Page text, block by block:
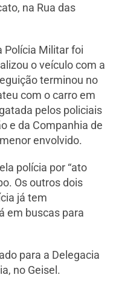
na Rua das
Polícia Militar foi
o veículo com a
terminou no
com o carro em
pelos policiais
e da Companhia de
envolvido.
polícia por “ato
Os outros dois
já tem
em buscas para
para a Delegacia
no Geisel.